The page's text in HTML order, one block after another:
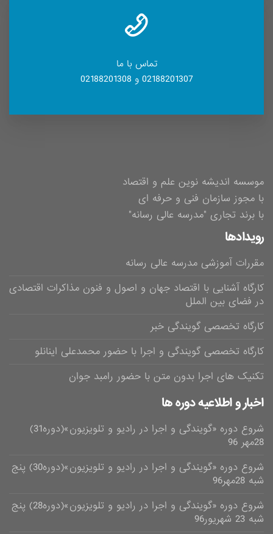
تماس با ما
02188201307 و 02188201308
موسسه اندیشه نوین علم و اقتصاد
با مجوز سازمان فنی و حرفه ای
با برند تجاری "مدرسه عالی رسانه"
رویدادها
مقررات آموزشی مدرسه عالی رسانه
کارگاه آشنایی با اقتصاد جهان و اصول و فنون مذاکرات اقتصادی
در فضای بین الملل
کارگاه تخصصی گویندگی خبر
کارگاه تخصصی گویندگی و اجرا با حضور محمدعلی اینانلو
تکنیک های اجرا بدون متن با حضور رامبد جوان
اخبار و اطلاعیه دوره ها
شروع دوره «گویندگی و اجرا در رادیو و تلویزیون»(دوره31)
28مهر 96
شروع دوره «گویندگی و اجرا در رادیو و تلویزیون»(دوره30) پنج
شبه 28مهر96
شروع دوره «گویندگی و اجرا در رادیو و تلویزیون»(دوره28) پنج
شبه 23 شهریور96